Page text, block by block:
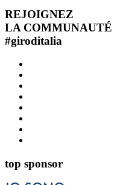
REJOIGNEZ
LA COMMUNAUTÉ
#giroditalia
top sponsor